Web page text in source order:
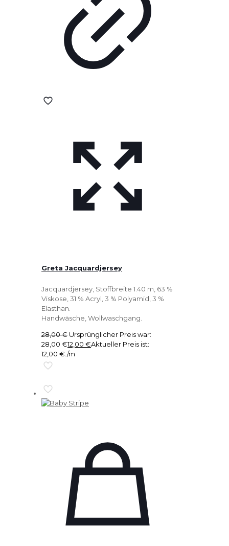
Greta Jacquardjersey
Jacquardjersey, Stoffbreite 1.40 m, 63 %
Viskose, 31 % Acryl, 3 % Polyamid, 3 %
Elasthan.
Handwäsche, Wollwaschgang.
28,00€ Ursprünglicher Preis war:
28,00 €12,00 €Aktueller Preis ist:
12,00 €. /m